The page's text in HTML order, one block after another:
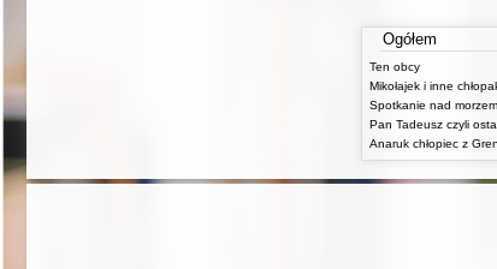
Ogółem
Ten obcy
Mikołajek i inne
Spotkanie nad morzem
Anaruk chłopiec z